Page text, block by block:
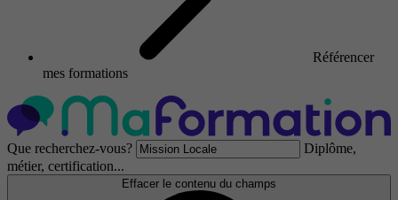
Référencer
mes formations
Que recherchez-vous?
Diplôme,
métier, certification...
Effacer le contenu du champs